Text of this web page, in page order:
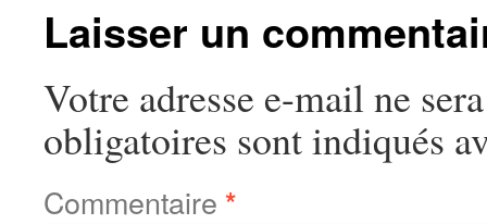
Laisser un
Votre adresse e-mail ne
obligatoires sont indiqués
Commentaire *